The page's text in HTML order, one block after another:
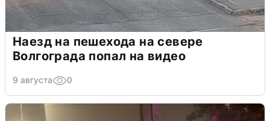
Наезд на пешехода на севере
Волгограда попал на видео
9 августа 0